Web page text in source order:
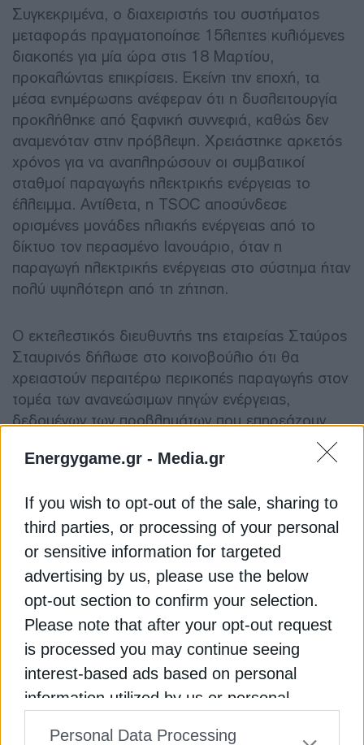
Energygame.gr - Media.gr
If you wish to opt-out of the sale, sharing to
third parties, or processing of your personal
or sensitive information for targeted
advertising by us, please use the below
opt-out section to confirm your selection.
Please note that after your opt-out request
is processed you may continue seeing
interest-based ads based on personal
information utilized by us or personal
Personal Data Processing
Συγκεκριμένα, ο διαχειριστής του συστήματος
μεταφοράς πραγματοποίησε 15λεπτες κυλιόμενες
διακοπές για μία ώρα στις 18 Μαρτίου,
προκαλώντας επικρίσεις. Εκείνη την εποχή, τα
μέσα ενημέρωσης ανέφεραν ότι η δυσλειτουργία
προκλήθηκε από ξαφνική συννεφιά, καθώς δεν
αναμενόταν στην πρόβλεψη. Χρειάστηκε αρκετός
χρόνος για να αναπληρώσουν οι συμβατικοί
σταθμοί παραγωγής ηλεκτρικής ενέργειας το
έλλειμμα. Αντίθετα, η TSOC αποσύνδεσε
ορισμένες μονάδες ηλιακής ενέργειας από το
δίκτυο τον περασμένο Ιανουάριο, όταν η
παραγωγή ηλεκτρικής ενέργειας στο σύστημα ήταν
πολύ υψηλότερη από τη ζήτηση.
Ο εκτελεστικός διευθυντής της εταιρείας Σταύρος
Σταυρινός δήλωσε στο κοινοβούλιο ότι θα
χρειαστούν περαιτέρω περικοπές παραγωγής στον
τομέα των ανανεώσιμων πηγών ενέργειας,
δεδομένων των προβλημάτων που επηρεάζουν
μεταφοράς και διανομής.
ΑΙΟΛΙΚΗ ΕΝΕΡΓΕΙΑ ΗΛΕΚΤΡΙΚΗ ΕΝΕΡΓΕΙΑ
ΔΕΊΤΕ ΕΠΊΣΗΣ